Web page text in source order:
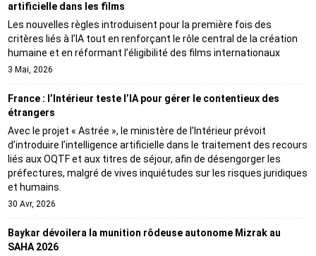
artificielle dans les films
Les nouvelles règles introduisent pour la première fois des
critères liés à l’IA tout en renforçant le rôle central de la création
humaine et en réformant l’éligibilité des films internationaux
3 Mai, 2026
France : l’Intérieur teste l’IA pour gérer le contentieux des
étrangers
Avec le projet « Astrée », le ministère de l’Intérieur prévoit
d’introduire l’intelligence artificielle dans le traitement des recours
liés aux OQTF et aux titres de séjour, afin de désengorger les
préfectures, malgré de vives inquiétudes sur les risques juridiques
et humains.
30 Avr, 2026
Baykar dévoilera la munition rôdeuse autonome Mizrak au
SAHA 2026